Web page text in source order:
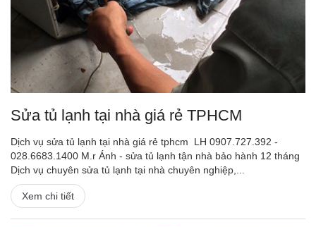
Sửa tủ lạnh tại nhà giá rẻ TPHCM
Dịch vụ sửa tủ lạnh tại nhà giá rẻ tphcm LH 0907.727.392 -
028.6683.1400 M.r Ánh - sửa tủ lạnh tận nhà bảo hành 12 tháng
Dịch vụ chuyên sửa tủ lạnh tại nhà chuyên nghiệp,...
Xem chi tiết